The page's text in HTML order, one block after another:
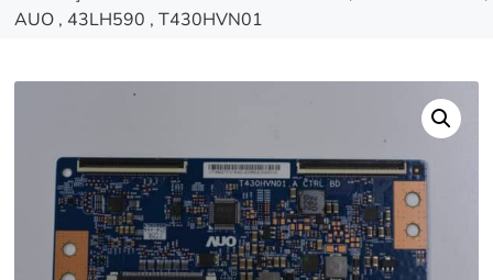
AUO , 43LH590 , T430HVN01